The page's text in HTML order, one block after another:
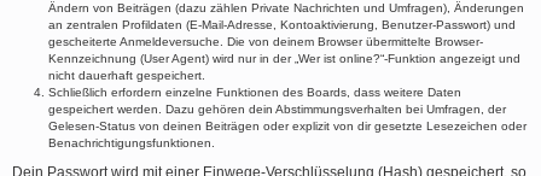
Ändern von Beiträgen (dazu zählen Private Nachrichten und Umfragen), Änderungen
an zentralen Profildaten (E-Mail-Adresse, Kontoaktivierung, Benutzer-Passwort) und
gescheiterte Anmeldeversuche. Die von deinem Browser übermittelte Browser-
Kennzeichnung (User Agent) wird nur in der „Wer ist online?“-Funktion angezeigt und
nicht dauerhaft gespeichert.
Schließlich erfordern einzelne Funktionen des Boards, dass weitere Daten
gespeichert werden. Dazu gehören dein Abstimmungsverhalten bei Umfragen, der
Gelesen-Status von deinen Beiträgen oder explizit von dir gesetzte Lesezeichen oder
Benachrichtigungsfunktionen.